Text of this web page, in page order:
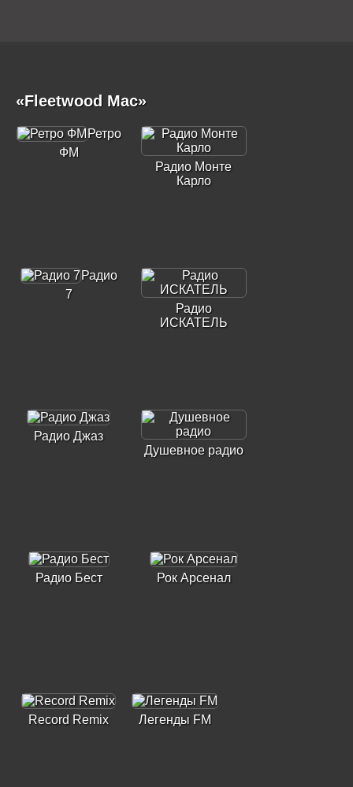
«Fleetwood Mac»
Ретро
ФМ
Радио Монте
Карло
Радио
7
Радио
ИСКАТЕЛЬ
Радио Джаз
Душевное радио
Радио Бест Рок Арсенал
Record Remix Легенды FM